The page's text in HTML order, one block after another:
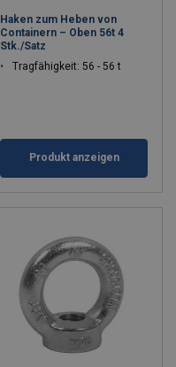
Haken zum Heben von
Containern – Oben 56t 4
Stk./Satz
Tragfähigkeit: 56 - 56 t
Produkt anzeigen